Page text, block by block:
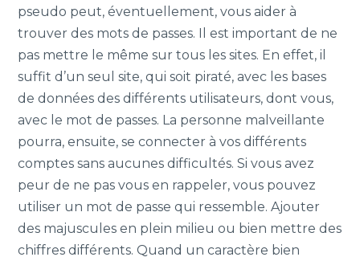
pseudo peut, éventuellement, vous aider à
trouver des mots de passes. Il est important de ne
pas mettre le même sur tous les sites. En effet, il
suffit d’un seul site, qui soit piraté, avec les bases
de données des différents utilisateurs, dont vous,
avec le mot de passes. La personne malveillante
pourra, ensuite, se connecter à vos différents
comptes sans aucunes difficultés. Si vous avez
peur de ne pas vous en rappeler, vous pouvez
utiliser un mot de passe qui ressemble. Ajouter
des majuscules en plein milieu ou bien mettre des
chiffres différents. Quand un caractère bien